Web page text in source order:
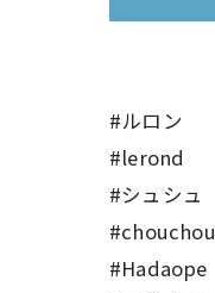
#ルロン
#lerond
#シュシュ
#chouchou
#Hadaope